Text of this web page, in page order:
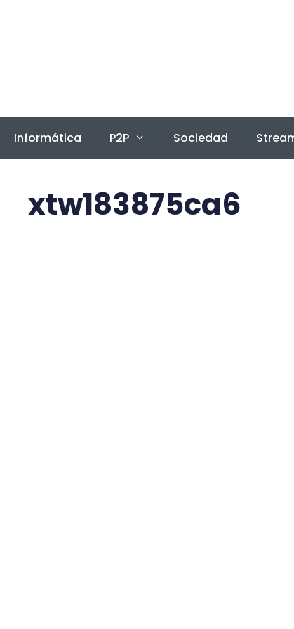
Informática P2P Sociedad
xtw183875ca6